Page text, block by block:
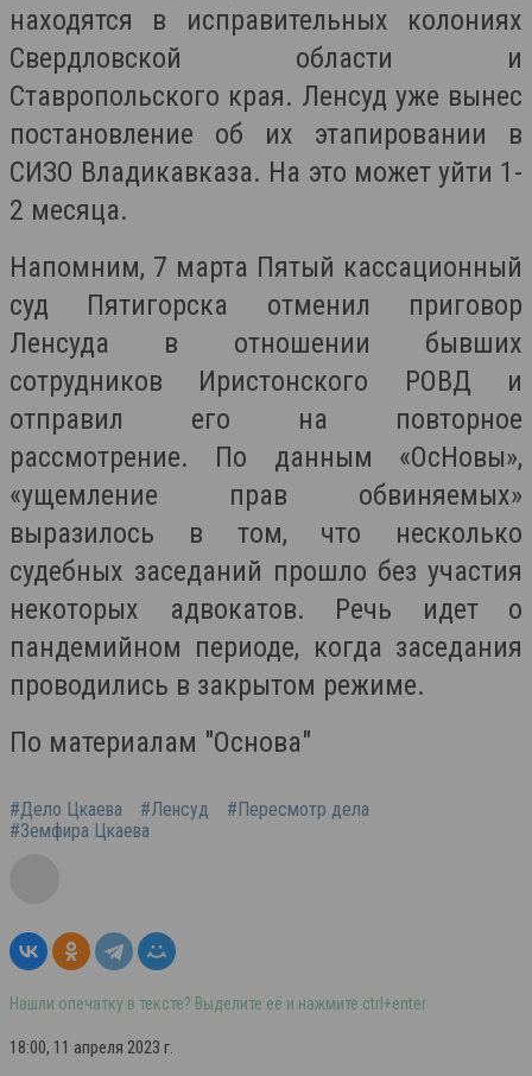
находятся в исправительных колониях
Свердловской области и
Ставропольского края. Ленсуд уже вынес
постановление об их этапировании в
СИЗО Владикавказа. На это может уйти 1-
2 месяца.
Напомним, 7 марта Пятый кассационный
суд Пятигорска отменил приговор
Ленсуда в отношении бывших
сотрудников Иристонского РОВД и
отправил его на повторное
рассмотрение. По данным «ОсНовы»,
«ущемление прав обвиняемых»
выразилось в том, что несколько
судебных заседаний прошло без участия
некоторых адвокатов. Речь идет о
пандемийном периоде, когда заседания
проводились в закрытом режиме.
По материалам "Основа"
#Дело Цкаева #Ленсуд
#Пересмотр дела
#Земфира Цкаева
Нашли опечатку в тексте? Выделите её и нажмите ctrl+enter
18:00, 11 апреля 2023 г.